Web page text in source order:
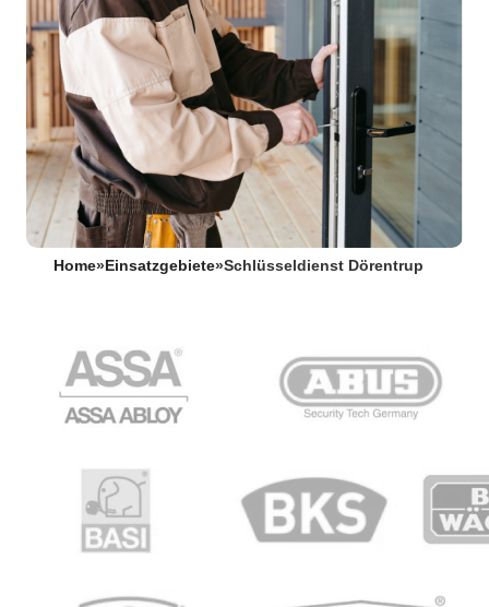
Home» Einsatzgebiete»Schlüsseldienst Dörentrup